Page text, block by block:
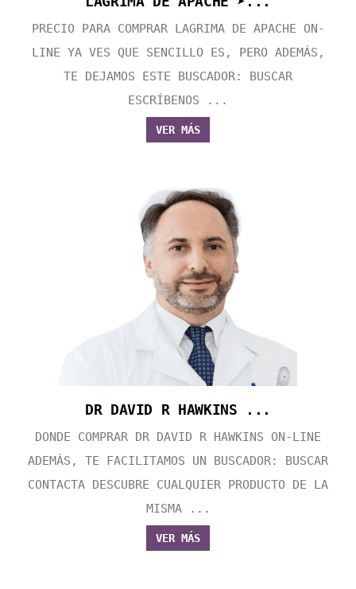
PRECIO PARA COMPRAR LAGRIMA DE APACHE ON-
LINE YA VES QUE SENCILLO ES, PERO ADEMÁS,
TE DEJAMOS ESTE BUSCADOR: BUSCAR
ESCRÍBENOS ...
VER MÁS
DR DAVID R HAWKINS ...
DONDE COMPRAR DR DAVID R HAWKINS ON-LINE
ADEMÁS, TE FACILITAMOS UN BUSCADOR: BUSCAR
CONTACTA DESCUBRE CUALQUIER PRODUCTO DE LA
MISMA ...
VER MÁS